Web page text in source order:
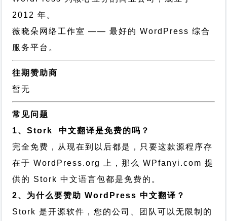
2012 年。
薇晓朵网络工作室 —— 最好的 WordPress 综合
服务平台。
往期赞助商
暂无
常见问题
1、Stork 中文翻译是免费的吗？
完全免费，从现在到以后都是，只要这款源程序存
在于 WordPress.org 上，那么 WPfanyi.com 提
供的 Stork 中文语言包都是免费的。
2、为什么要赞助 WordPress 中文翻译？
Stork 是开源软件，您的公司、团队可以无限制的